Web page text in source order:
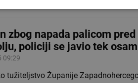
zbog napada palicom
policiji se javio tek
09:29
tužiteljstvo Županije